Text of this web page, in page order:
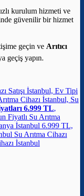
kurulum hizmeti ve
güvenilir bir hizmet
geçin ve Arıtıcı
geçiş yapın.
Satışı İstanbul, Ev Tipi
Cihazı İstanbul, Su
6.999 TL,
Fiyatlı Su Arıtma
İstanbul 6.999 TL,
Su Arıtma Cihazı
İstanbul